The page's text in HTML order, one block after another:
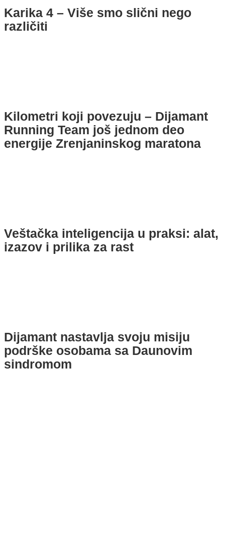
Karika 4 – Više smo slični nego
različiti
Kilometri koji povezuju – Dijamant
Running Team još jednom deo
energije Zrenjaninskog maratona
Veštačka inteligencija u praksi: alat,
izazov i prilika za rast
Dijamant nastavlja svoju misiju
podrške osobama sa Daunovim
sindromom